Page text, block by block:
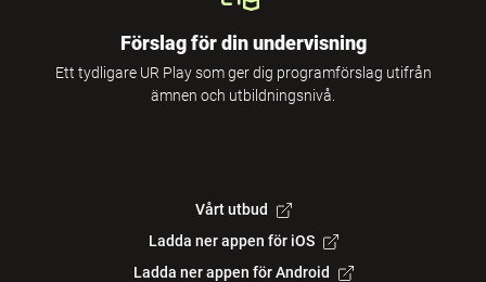
Förslag för din undervisning
Ett tydligare UR Play som ger dig programförslag utifrån
ämnen och utbildningsnivå.
Vårt utbud
Ladda ner appen för iOS
Ladda ner appen för Android